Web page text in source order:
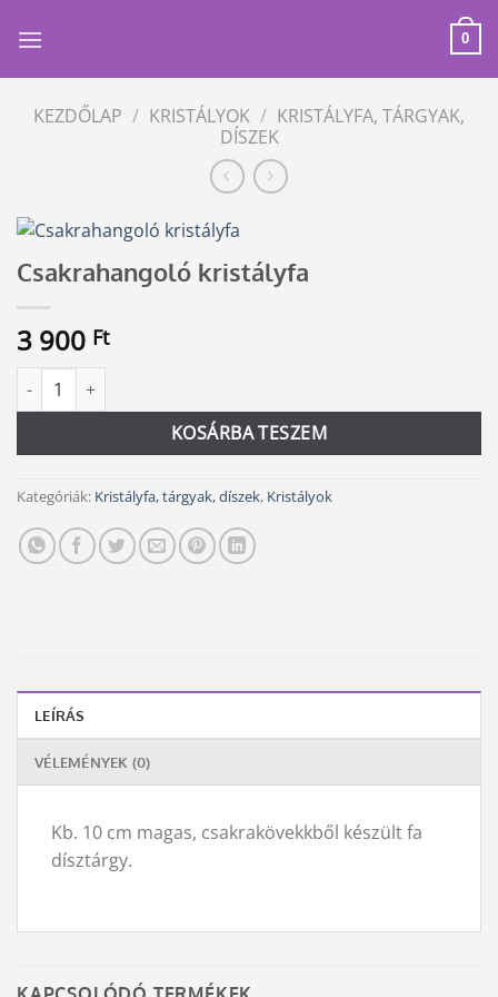
0
KEZDŐLAP / KRISTÁLYOK / KRISTÁLYFA, TÁRGYAK,
DÍSZEK
Csakrahangoló kristályfa
3 900 Ft
Csakrahangoló kristályfa mennyiség
KOSÁRBA TESZEM
Alternative:
Kategóriák: Kristályfa, tárgyak, díszek, Kristályok
LEÍRÁS
VÉLEMÉNYEK (0)
Kb. 10 cm magas, csakrakövekkből készült fa
dísztárgy.